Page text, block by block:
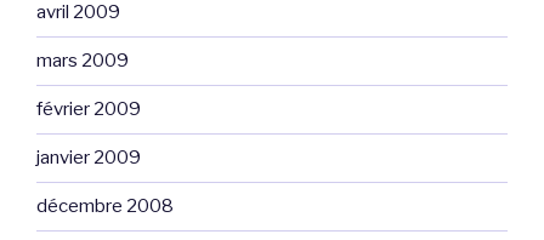
avril 2009
mars 2009
février 2009
janvier 2009
décembre 2008